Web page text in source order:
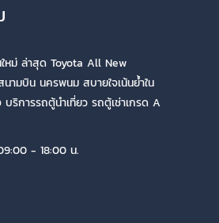
หม่ ล่าสุด Toyota All New
ามบิน นครพนม สบายใจเน้นย้ำใน
ริการรถตู้นำเที่ยว รถตู้เช่าเกรด A
- 18:00 น.